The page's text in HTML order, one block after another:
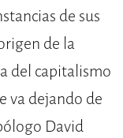
de sus
de la
del capitalismo
va dejando de
David